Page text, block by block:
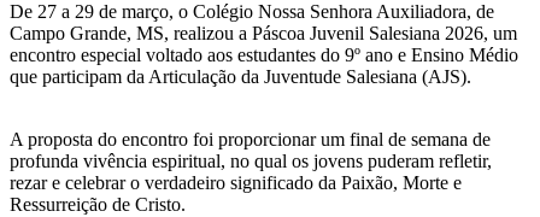
De 27 a 29 de março, o Colégio Nossa Senhora Auxiliadora, de
Campo Grande, MS, realizou a Páscoa Juvenil Salesiana 2026, um
encontro especial voltado aos estudantes do 9º ano e Ensino Médio
que participam da Articulação da Juventude Salesiana (AJS).
A proposta do encontro foi proporcionar um final de semana de
profunda vivência espiritual, no qual os jovens puderam refletir,
rezar e celebrar o verdadeiro significado da Paixão, Morte e
Ressurreição de Cristo.